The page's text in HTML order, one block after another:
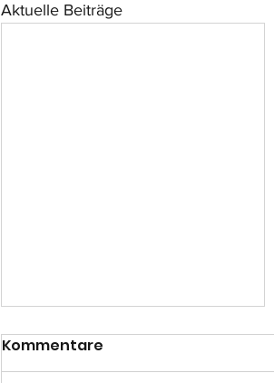
Aktuelle Beiträge
Kommentare